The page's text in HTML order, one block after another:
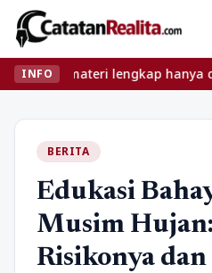
INFOlengkap hanya di
BERITA
Edukasi
Musim
Risikonya